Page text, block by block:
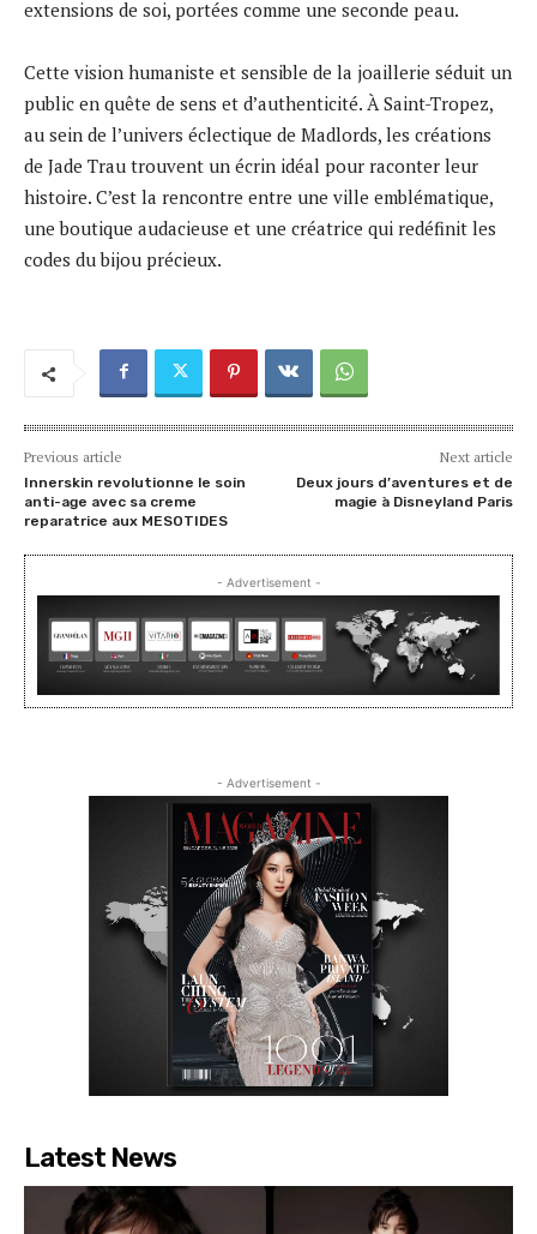
extensions de soi, portées comme une seconde peau.
Cette vision humaniste et sensible de la joaillerie séduit un
public en quête de sens et d’authenticité. À Saint-Tropez,
au sein de l’univers éclectique de Madlords, les créations
de Jade Trau trouvent un écrin idéal pour raconter leur
histoire. C’est la rencontre entre une ville emblématique,
une boutique audacieuse et une créatrice qui redéfinit les
codes du bijou précieux.
Previous article
Innerskin revolutionne le soin
anti-age avec sa creme
reparatrice aux MESOTIDES
Next article
Deux jours d’aventures et de
magie à Disneyland Paris
- Advertisement -
- Advertisement -
Latest News